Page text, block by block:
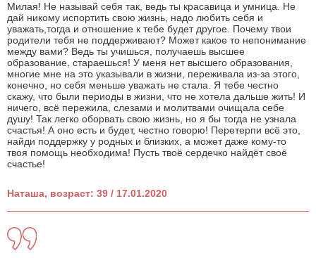
Милая! Не называй себя так, ведь ты красавица и умница. Не
дай никому испортить свою жизнь, надо любить себя и
уважать,тогда и отношение к тебе будет другое. Почему твои
родители тебя не поддерживают? Может какое то непонимание
между вами? Ведь ты учишься, получаешь высшее
образование, стараешься! У меня нет высшего образования,
многие мне на это указывали в жизни, переживала из-за этого,
конечно, но себя меньше уважать не стала. Я тебе честно
скажу, что были периоды в жизни, что не хотела дальше жить! И
ничего, всё пережила, слезами и молитвами очищала себе
душу! Так легко оборвать свою жизнь, но я бы тогда не узнала
счастья! А оно есть и будет, честно говорю! Перетерпи всё это,
найди поддержку у родных и близких, а может даже кому-то
твоя помощь необходима! Пусть твоё сердечко найдёт своё
счастье!
Наташа, возраст: 39 / 17.01.2020